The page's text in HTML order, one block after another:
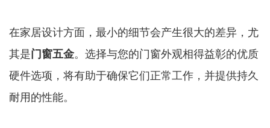
在家居设计方面，最小的细节会产生很大的差异，尤
其是门窗五金。选择与您的门窗外观相得益彰的优质
硬件选项，将有助于确保它们正常工作，并提供持久
耐用的性能。